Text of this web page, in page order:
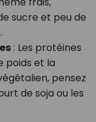
sucre et peu de
: Les protéines
poids et la
pensez
de soja ou les